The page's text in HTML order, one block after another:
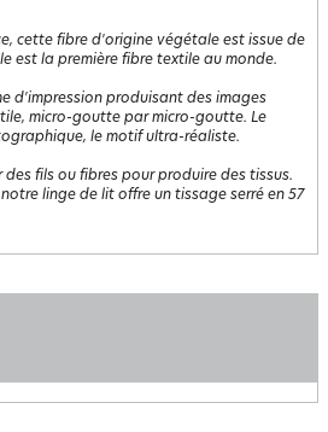
cette fibre d'origine végétale est issue de
est la première fibre textile au monde.
d'impression produisant des images
micro-goutte par micro-goutte. Le
le motif ultra-réaliste.
fils ou fibres pour produire des tissus.
linge de lit offre un tissage serré en 57